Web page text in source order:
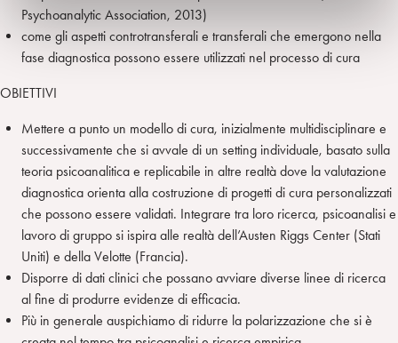
Psychoanalytic Association, 2013)
come gli aspetti controtransferali e transferali che emergono nella
fase diagnostica possono essere utilizzati nel processo di cura
OBIETTIVI
Mettere a punto un modello di cura, inizialmente multidisciplinare e
successivamente che si avvale di un setting individuale, basato sulla
teoria psicoanalitica e replicabile in altre realtà dove la valutazione
diagnostica orienta alla costruzione di progetti di cura personalizzati
che possono essere validati. Integrare tra loro ricerca, psicoanalisi e
lavoro di gruppo si ispira alle realtà dell’Austen Riggs Center (Stati
Uniti) e della Velotte (Francia).
Disporre di dati clinici che possano avviare diverse linee di ricerca
al fine di produrre evidenze di efficacia.
Più in generale auspichiamo di ridurre la polarizzazione che si è